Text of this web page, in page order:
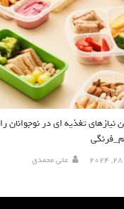
نیازهای تغذیه ای در نوجوانان را
علی محمدی